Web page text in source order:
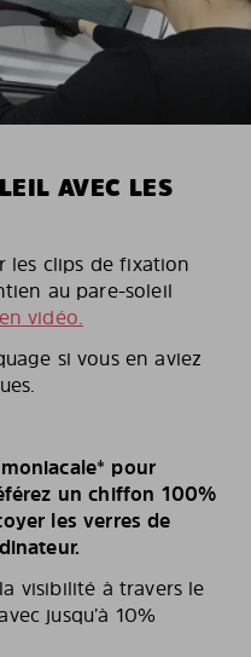
AVEC LES
les clips de fixation
au pare-soleil
vidéo.
si vous en aviez
pour
un chiffon 100%
les verres de
visibilité à travers le
jusqu’à 10%